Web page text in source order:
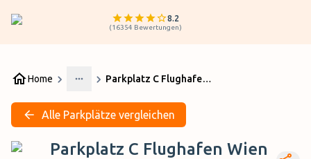
8.2
(16354 Bewertungen)
Home
More
Parkplatz C Flughafen Wien Easy Parking
Alle Parkplätze vergleichen
Parkplatz C Flughafen Wien